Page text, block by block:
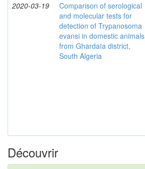
2020-03-19
Comparison of serological
and molecular tests for
detection of Trypanosoma
evansi in domestic animals
from Ghardaïa district,
South Algeria
Découvrir